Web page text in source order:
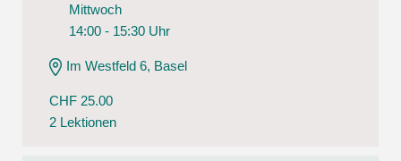
Mittwoch
14:00 - 15:30 Uhr
Im Westfeld 6, Basel
CHF 25.00
2 Lektionen